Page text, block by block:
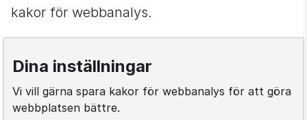
kakor för webbanalys.
Dina inställningar
Vi vill gärna spara kakor för webbanalys för att göra
webbplatsen bättre.